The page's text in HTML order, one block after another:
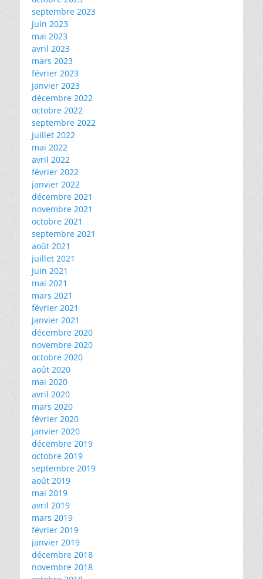
septembre 2023
juin 2023
mai 2023
avril 2023
mars 2023
février 2023
janvier 2023
décembre 2022
octobre 2022
septembre 2022
juillet 2022
mai 2022
avril 2022
février 2022
janvier 2022
décembre 2021
novembre 2021
octobre 2021
septembre 2021
août 2021
juillet 2021
juin 2021
mai 2021
mars 2021
février 2021
janvier 2021
décembre 2020
novembre 2020
octobre 2020
août 2020
mai 2020
avril 2020
mars 2020
février 2020
janvier 2020
décembre 2019
octobre 2019
septembre 2019
août 2019
mai 2019
avril 2019
mars 2019
février 2019
janvier 2019
décembre 2018
novembre 2018